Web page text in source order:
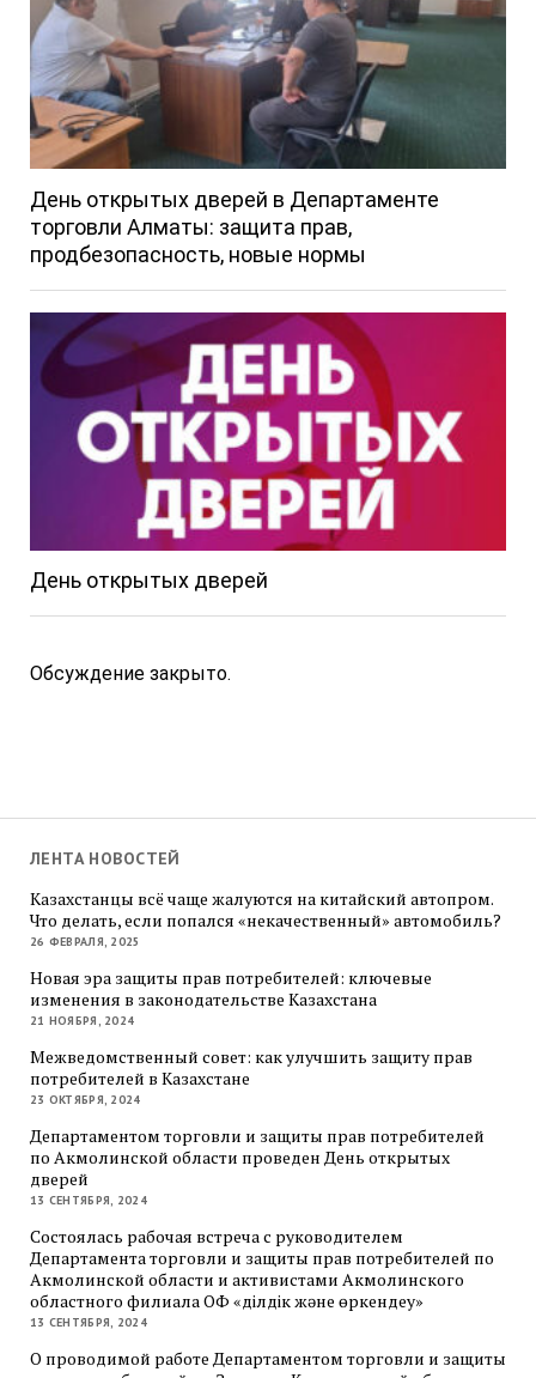
День открытых дверей в Департаменте
торговли Алматы: защита прав,
продбезопасность, новые нормы
День открытых дверей
Обсуждение закрыто.
ЛЕНТА НОВОСТЕЙ
Казахстанцы всё чаще жалуются на китайский автопром.
Что делать, если попался «некачественный» автомобиль?
26 ФЕВРАЛЯ, 2025
Новая эра защиты прав потребителей: ключевые
изменения в законодательстве Казахстана
21 НОЯБРЯ, 2024
Межведомственный совет: как улучшить защиту прав
потребителей в Казахстане
23 ОКТЯБРЯ, 2024
Департаментом торговли и защиты прав потребителей
по Акмолинской области проведен День открытых
дверей
13 СЕНТЯБРЯ, 2024
Состоялась рабочая встреча с руководителем
Департамента торговли и защиты прав потребителей по
Акмолинской области и активистами Акмолинского
областного филиала ОФ «Әділдік және өркендеу»
13 СЕНТЯБРЯ, 2024
О проводимой работе Департаментом торговли и защиты